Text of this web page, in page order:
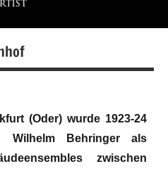
(Oder) wurde 1923-24
Wilhelm Behringer als
zwischen